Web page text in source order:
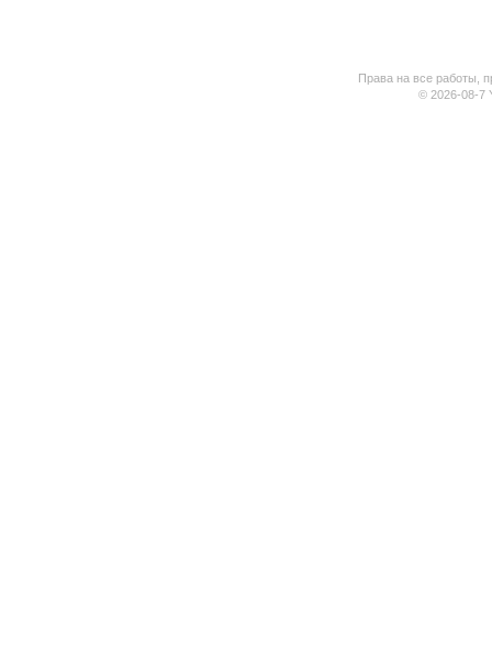
Права на все работы,
© 2026-08-7